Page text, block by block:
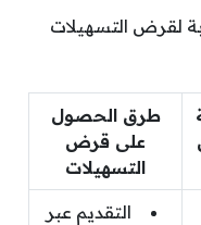
لقرض التسهيلات
طرق الحصول
على قرض
التسهيلات
التقديم عبر